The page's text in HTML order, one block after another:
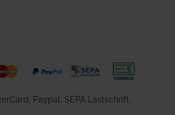
Paypal, SEPA Lastschrift,